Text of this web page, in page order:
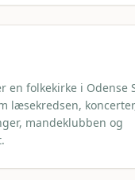
en folkekirke i Odense
læsekredsen,
mandeklubben og